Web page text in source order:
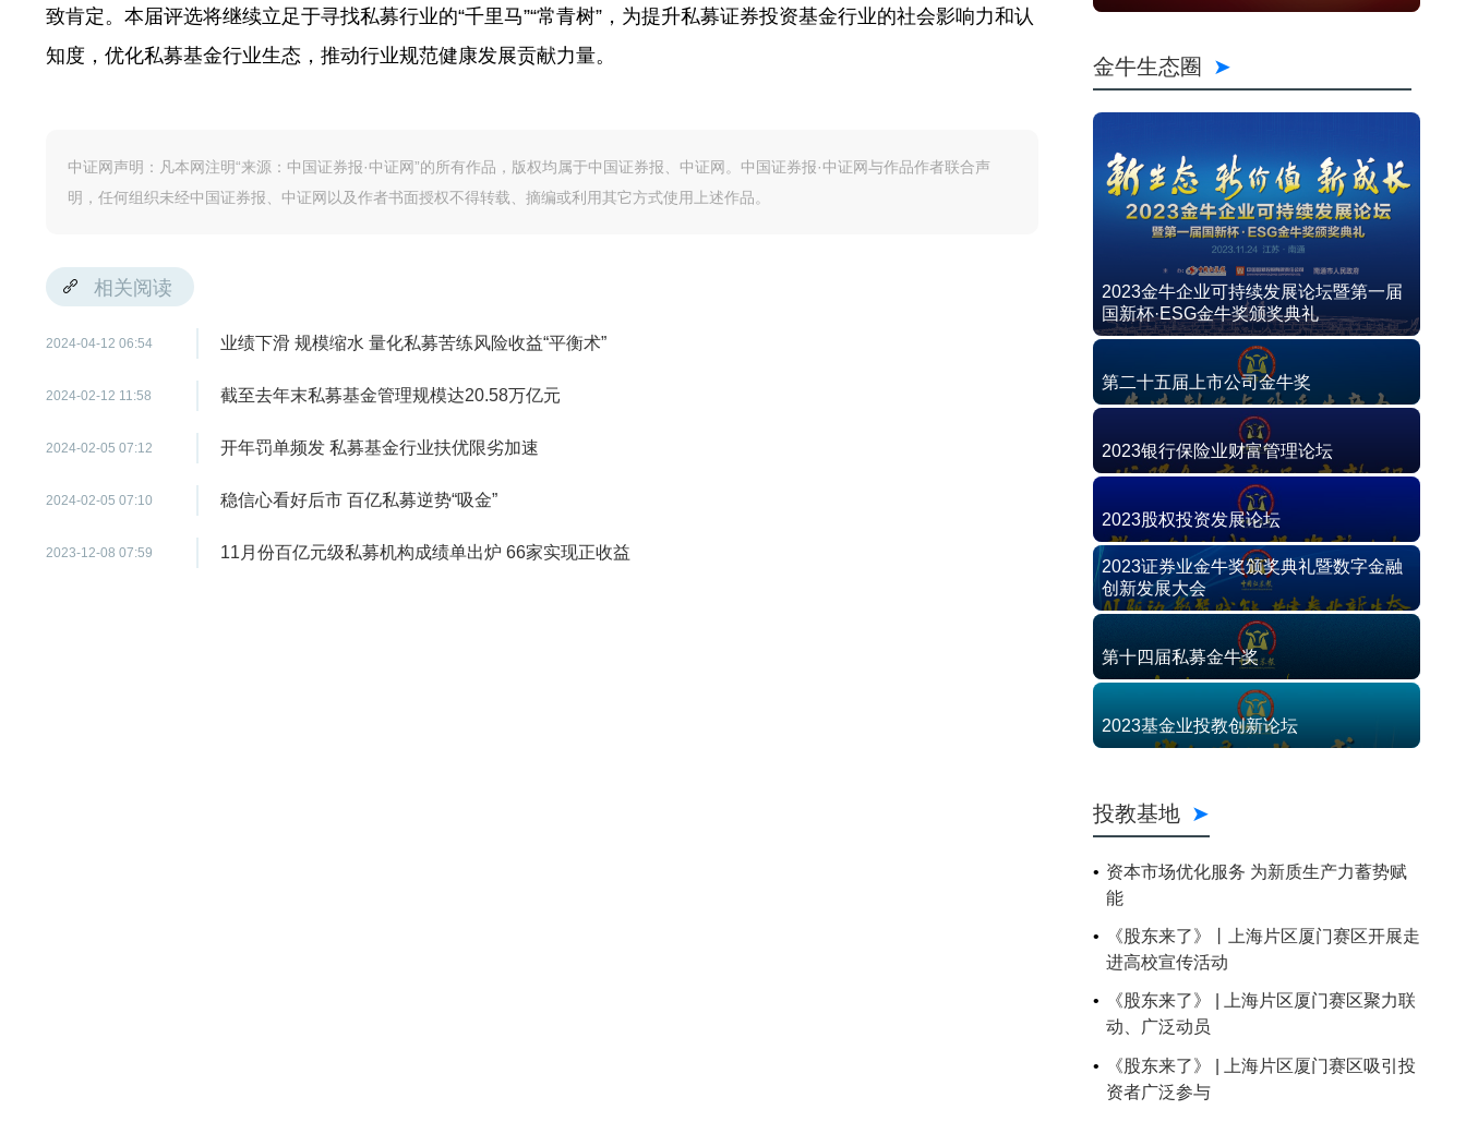
致肯定。本届评选将继续立足于寻找私募行业的“千里马”“常青树”，为提升私募证券投资基金行业的社会影响力和认
知度，优化私募基金行业生态，推动行业规范健康发展贡献力量。
中证网声明：凡本网注明“来源：中国证券报·中证网”的所有作品，版权均属于中国证券报、中证网。中国证券报·中证网与作品作者联合声
明，任何组织未经中国证券报、中证网以及作者书面授权不得转载、摘编或利用其它方式使用上述作品。
相关阅读
2024-04-12 06:54 业绩下滑 规模缩水 量化私募苦练风险收益“平衡术”
2024-02-12 11:58 截至去年末私募基金管理规模达20.58万亿元
2024-02-05 07:12 开年罚单频发 私募基金行业扶优限劣加速
2024-02-05 07:10 稳信心看好后市 百亿私募逆势“吸金”
2023-12-08 07:59 11月份百亿元级私募机构成绩单出炉 66家实现正收益
金牛生态圈
2023金牛企业可持续发展论坛暨第一届
国新杯·ESG金牛奖颁奖典礼
第二十五届上市公司金牛奖
2023银行保险业财富管理论坛
2023股权投资发展论坛
2023证券业金牛奖颁奖典礼暨数字金融
创新发展大会
第十四届私募金牛奖
2023基金业投教创新论坛
投教基地
资本市场优化服务 为新质生产力蓄势赋
能
《股东来了》丨上海片区厦门赛区开展走
进高校宣传活动
《股东来了》 | 上海片区厦门赛区聚力联
动、广泛动员
《股东来了》 | 上海片区厦门赛区吸引投
资者广泛参与